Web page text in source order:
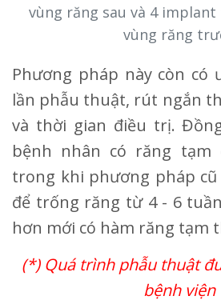
vùng răng sau và 4
vùng răng
Phương pháp này còn có
lần phẫu thuật, rút ngắn
và thời gian điều trị.
bệnh nhân có răng
trong khi phương pháp
để trống răng từ 4 - 6
hơn mới có hàm răng tạm
(*) Quá trình phẫu thuật
bệnh viện